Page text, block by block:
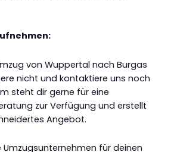
von Wuppertal nach Burgas
nicht und kontaktiere uns noch
steht dir gerne für eine
zur Verfügung und erstellt
Angebot.
für deinen